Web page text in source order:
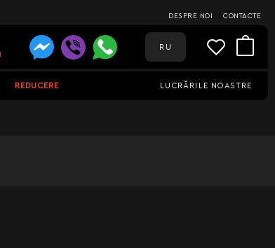
DESPRE NOI CONTACTE
RU
REDUCERE LUCRĂRILE NOASTRE